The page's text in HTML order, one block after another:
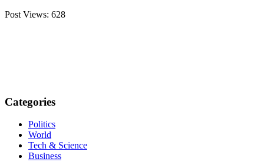
Post Views: 628
Categories
Politics
World
Tech & Science
Business